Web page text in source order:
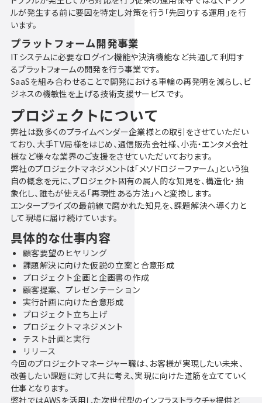
ルが発生する前に要因を特定し対策を行う「先回りする運用」を行
います。
プラットフォーム開発事業
ITシステムに必要なログイン機能や決済機能など共通して利用す
るプラットフォームの開発を行う事業です。
SaaSを組み合わせることで開発における車輪の再発明を減らし、ビ
ジネスの機敏性を上げる技術支援サービスです。
プロジェクトについて
弊社は数多くのプライムベンダー企業様との取引をさせていただい
ており、大手TV局様をはじめ、通信販売会社様、小売・エンタメ会社
様など様々な業界のご支援をさせていただいております。
弊社のプロジェクトマネジメントは「メソドロジーファーム」という独
自の概念を元に、プロジェクト固有の属人的な知見を、構造化・抽
象化し、誰もが使える「再現性ある方法」へと変換します。
エンタープライズの最前線で磨かれた知見を、課題解決へ導く力と
して現場に届け続けています。
具体的な仕事内容
顧客要望のヒヤリング
課題解決に向けた仮説の立案と合意形成
プロジェクト企画と企画書の作成
顧客提案、プレゼンテーション
実行計画に向けた合意形成
プロジェクト立ち上げ
プロジェクトマネジメント
テスト計画と実行
リリース
今回のプロジェクトマネージャー職は、お客様が実現したい未来、
改善したい課題に対して共に考え、実現に向けた道筋を立てていく
仕事となります。
弊社ではAWSを活用した次世代型のインフラストラクチャ提供と